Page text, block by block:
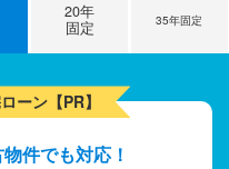
20年
固定
35年固定
ーン【PR】
件でも対応！